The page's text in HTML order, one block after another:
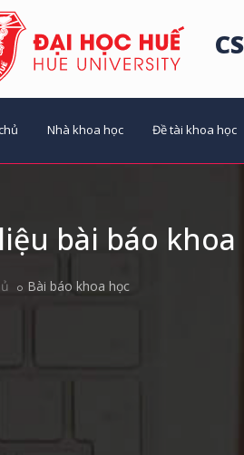
Nhà khoa học Đề tài khoa học
bài báo khoa
Bài báo khoa học